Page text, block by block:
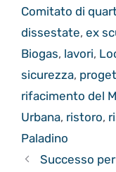
Comitato di
dissestate, ex
Biogas, lavori,
sicurezza,
rifacimento del
Urbana, ristoro,
Paladino
Successo